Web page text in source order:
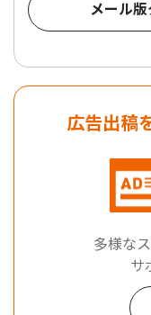
メール
広告出稿
多様な
サ